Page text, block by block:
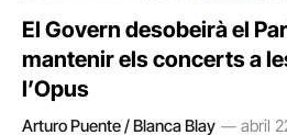
El Govern desobeirà el
mantenir els concerts a
l’Opus
Arturo Puente / Blanca Blay abril